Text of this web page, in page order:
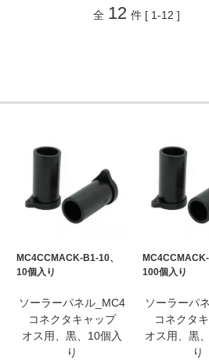
全 12 件 [ 1-12 ]
MC4CCMACK-B1-10、
10個入り
ソーラーパネル_MC4
コネクタキャップ
オス用、黒、10個入
り
MC4CCMACK-
100個入り
ソーラーパ
コネクタ
オス用、黒
り